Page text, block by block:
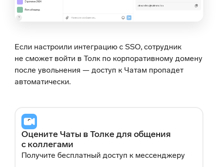
Если настроили интеграцию с SSO, сотрудник
не сможет войти в Толк по корпоративному домену
после увольнения — доступ к Чатам пропадет
автоматически.
Оцените Чаты в Толке для общения
с коллегами
Получите бесплатный доступ к мессенджеру